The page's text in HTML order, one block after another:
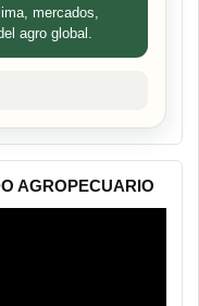
mercados,
agro global.
AGROPECUARIO